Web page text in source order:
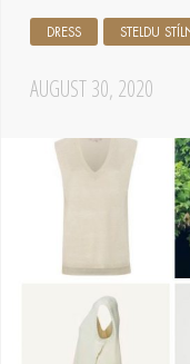
AUGUST 30, 2020
DRESS STELDU